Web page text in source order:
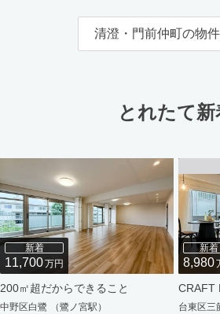
清澄・門前仲町の物
とれたて新
新着
11,700万円
200㎡超だからできること
中野区白鷺 （鷺ノ宮駅）
新着
8,980
CRAFT
台東区三